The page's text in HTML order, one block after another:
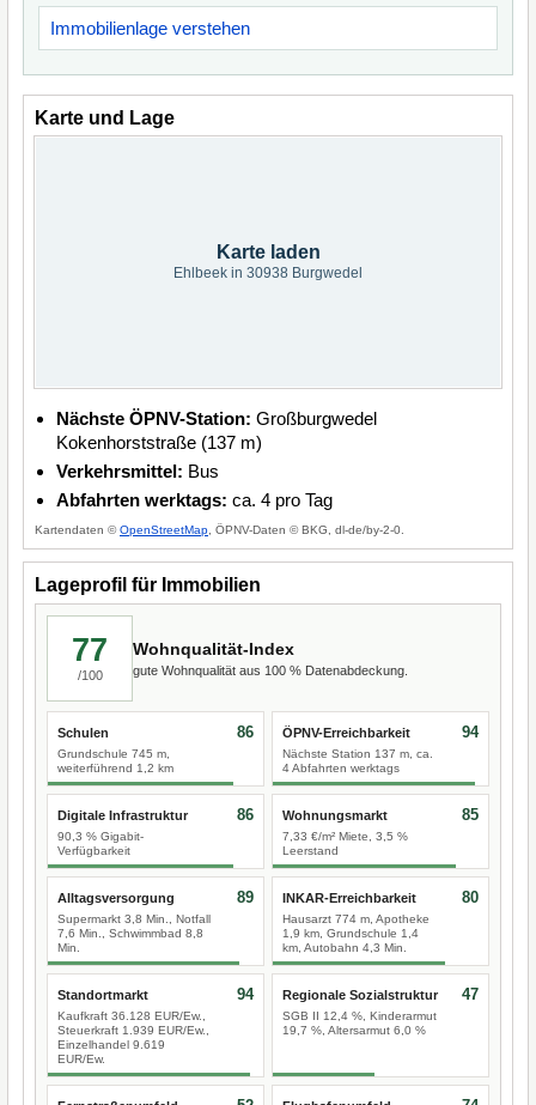
Immobilienlage verstehen
Karte und Lage
Karte laden
Ehlbeek in 30938 Burgwedel
Nächste ÖPNV-Station: Großburgwedel
Kokenhorststraße (137 m)
Verkehrsmittel: Bus
Abfahrten werktags: ca. 4 pro Tag
Kartendaten ©OpenStreetMap , ÖPNV-Daten © BKG, dl-de/by-2-0.
Lageprofil für Immobilien
77
/100
Wohnqualität-Index
gute Wohnqualität aus 100 % Datenabdeckung.
Schulen
Grundschule 745 m,
weiterführend 1,2 km
86 ÖPNV-Erreichbarkeit
Nächste Station 137 m, ca.
4 Abfahrten werktags
94
Digitale Infrastruktur
90,3 % Gigabit-
Verfügbarkeit
86 Wohnungsmarkt
7,33 €/m² Miete, 3,5 %
Leerstand
85
Alltagsversorgung
Supermarkt 3,8 Min., Notfall
7,6 Min., Schwimmbad 8,8
Min.
89 INKAR-Erreichbarkeit
Hausarzt 774 m, Apotheke
1,9 km, Grundschule 1,4
km, Autobahn 4,3 Min.
80
Standortmarkt
Kaufkraft 36.128 EUR/Ew.,
Steuerkraft 1.939 EUR/Ew.,
Einzelhandel 9.619
EUR/Ew.
94 Regionale Sozialstruktur
SGB II 12,4 %, Kinderarmut
19,7 %, Altersarmut 6,0 %
47